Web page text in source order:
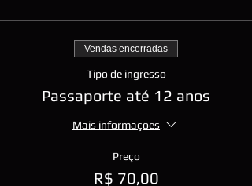
Vendas encerradas
Tipo de ingresso
Passaporte até 12 anos
Mais informações
Preço
R$ 70,00